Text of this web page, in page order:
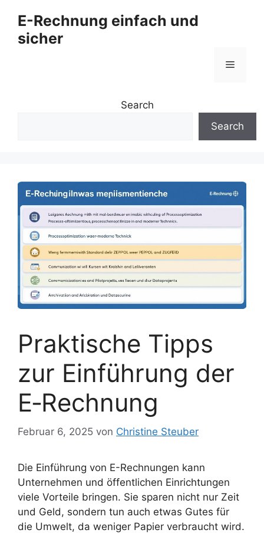
Inhalt
springen
E-Rechnung einfach und
sicher
Menü
Search
Search
Praktische Tipps
zur Einführung der
E‑Rechnung
Februar 6, 2025 von Christine Steuber
Die Einführung von E-Rechnungen kann
Unternehmen und öffentlichen Einrichtungen
viele Vorteile bringen. Sie sparen nicht nur Zeit
und Geld, sondern tun auch etwas Gutes für
die Umwelt, da weniger Papier verbraucht wird.